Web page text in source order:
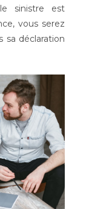
sinistre est
vous serez
sa déclaration